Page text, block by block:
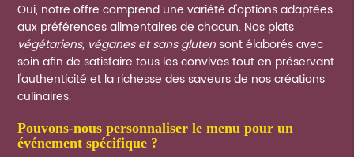
Oui, notre offre comprend une variété d'options adaptées
aux préférences alimentaires de chacun. Nos plats
végétariens, véganes et sans glutensont élaborés avec
soin afin de satisfaire tous les convives tout en préservant
l'authenticité et la richesse des saveurs de nos créations
culinaires.
pouvons-nous personnaliser le menu pour un
événement spécifique ?